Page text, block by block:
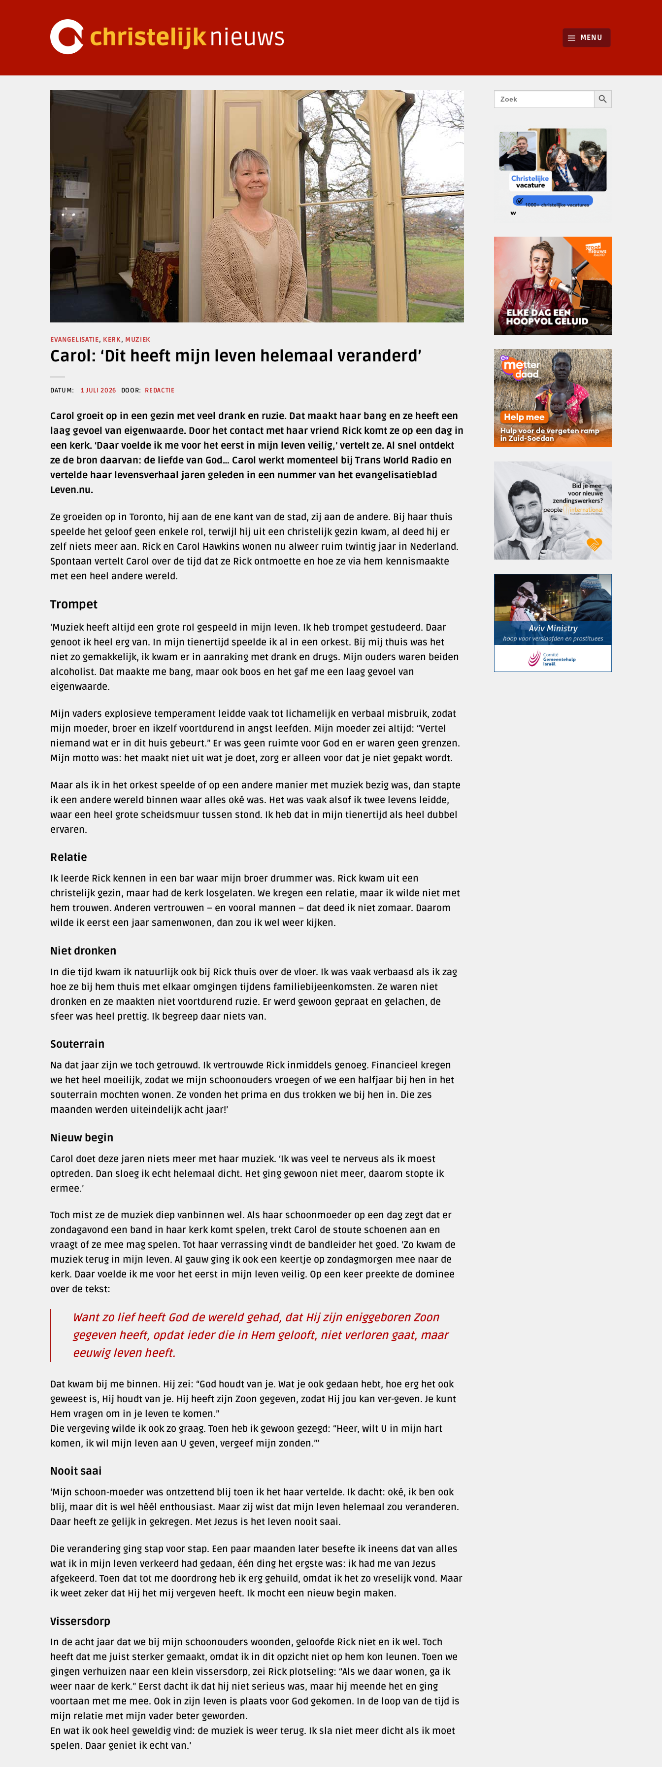
MENU
EVANGELISATIE, KERK, MUZIEK
Carol: ‘Dit heeft mijn leven helemaal veranderd’
1 JULI 2026 REDACTIE
Carol groeit op in een gezin met veel drank en ruzie. Dat maakt haar bang en ze heeft een
laag gevoel van eigenwaarde. Door het contact met haar vriend Rick komt ze op een dag in
een kerk. ‘Daar voelde ik me voor het eerst in mijn leven veilig,’ vertelt ze. Al snel ontdekt
ze de bron daarvan: de liefde van God… Carol werkt momenteel bij Trans World Radio en
vertelde haar levensverhaal jaren geleden in een nummer van het evangelisatieblad
Leven.nu.
Ze groeiden op in Toronto, hij aan de ene kant van de stad, zij aan de andere. Bij haar thuis
speelde het geloof geen enkele rol, terwijl hij uit een christelijk gezin kwam, al deed hij er
zelf niets meer aan. Rick en Carol Hawkins wonen nu alweer ruim twintig jaar in Nederland.
Spontaan vertelt Carol over de tijd dat ze Rick ontmoette en hoe ze via hem kennismaakte
met een heel andere wereld.
Trompet
‘Muziek heeft altijd een grote rol gespeeld in mijn leven. Ik heb trompet gestudeerd. Daar
genoot ik heel erg van. In mijn tienertijd speelde ik al in een orkest. Bij mij thuis was het
niet zo gemakkelijk, ik kwam er in aanraking met drank en drugs. Mijn ouders waren beiden
alcoholist. Dat maakte me bang, maar ook boos en het gaf me een laag gevoel van
eigenwaarde.
Mijn vaders explosieve temperament leidde vaak tot lichamelijk en verbaal misbruik, zodat
mijn moeder, broer en ikzelf voortdurend in angst leefden. Mijn moeder zei altijd: “Vertel
niemand wat er in dit huis gebeurt.” Er was geen ruimte voor God en er waren geen grenzen.
Mijn motto was: het maakt niet uit wat je doet, zorg er alleen voor dat je niet gepakt wordt.
Maar als ik in het orkest speelde of op een andere manier met muziek bezig was, dan stapte
ik een andere wereld binnen waar alles oké was. Het was vaak alsof ik twee levens leidde,
waar een heel grote scheidsmuur tussen stond. Ik heb dat in mijn tienertijd als heel dubbel
ervaren.
Relatie
Ik leerde Rick kennen in een bar waar mijn broer drummer was. Rick kwam uit een
christelijk gezin, maar had de kerk losgelaten. We kregen een relatie, maar ik wilde niet met
hem trouwen. Anderen vertrouwen – en vooral mannen – dat deed ik niet zomaar. Daarom
wilde ik eerst een jaar samenwonen, dan zou ik wel weer kijken.
Niet dronken
In die tijd kwam ik natuurlijk ook bij Rick thuis over de vloer. Ik was vaak verbaasd als ik zag
hoe ze bij hem thuis met elkaar omgingen tijdens familiebijeenkomsten. Ze waren niet
dronken en ze maakten niet voortdurend ruzie. Er werd gewoon gepraat en gelachen, de
sfeer was heel prettig. Ik begreep daar niets van.
Souterrain
Na dat jaar zijn we toch getrouwd. Ik vertrouwde Rick inmiddels genoeg. Financieel kregen
we het heel moeilijk, zodat we mijn schoonouders vroegen of we een halfjaar bij hen in het
souterrain mochten wonen. Ze vonden het prima en dus trokken we bij hen in. Die zes
maanden werden uiteindelijk acht jaar!’
Nieuw begin
Carol doet deze jaren niets meer met haar muziek. ‘Ik was veel te nerveus als ik moest
optreden. Dan sloeg ik echt helemaal dicht. Het ging gewoon niet meer, daarom stopte ik
ermee.’
Toch mist ze de muziek diep vanbinnen wel. Als haar schoonmoeder op een dag zegt dat er
zondagavond een band in haar kerk komt spelen, trekt Carol de stoute schoenen aan en
vraagt of ze mee mag spelen. Tot haar verrassing vindt de bandleider het goed. ‘Zo kwam de
muziek terug in mijn leven. Al gauw ging ik ook een keertje op zondagmorgen mee naar de
kerk. Daar voelde ik me voor het eerst in mijn leven veilig. Op een keer preekte de dominee
over de tekst:
Want zo lief heeft God de wereld gehad, dat Hij zijn eniggeboren Zoon
gegeven heeft, opdat ieder die in Hem gelooft, niet verloren gaat, maar
eeuwig leven heeft.
Dat kwam bij me binnen. Hij zei: “God houdt van je. Wat je ook gedaan hebt, hoe erg het ook
geweest is, Hij houdt van je. Hij heeft zijn Zoon gegeven, zodat Hij jou kan ver-geven. Je kunt
Hem vragen om in je leven te komen.”
Die vergeving wilde ik ook zo graag. Toen heb ik gewoon gezegd: “Heer, wilt U in mijn hart
komen, ik wil mijn leven aan U geven, vergeef mijn zonden.”’
Nooit saai
‘Mijn schoon-moeder was ontzettend blij toen ik het haar vertelde. Ik dacht: oké, ik ben ook
blij, maar dit is wel héél enthousiast. Maar zij wist dat mijn leven helemaal zou veranderen.
Daar heeft ze gelijk in gekregen. Met Jezus is het leven nooit saai.
Die verandering ging stap voor stap. Een paar maanden later besefte ik ineens dat van alles
wat ik in mijn leven verkeerd had gedaan, één ding het ergste was: ik had me van Jezus
afgekeerd. Toen dat tot me doordrong heb ik erg gehuild, omdat ik het zo vreselijk vond. Maar
ik weet zeker dat Hij het mij vergeven heeft. Ik mocht een nieuw begin maken.
Vissersdorp
In de acht jaar dat we bij mijn schoonouders woonden, geloofde Rick niet en ik wel. Toch
heeft dat me juist sterker gemaakt, omdat ik in dit opzicht niet op hem kon leunen. Toen we
gingen verhuizen naar een klein vissersdorp, zei Rick plotseling: “Als we daar wonen, ga ik
weer naar de kerk.” Eerst dacht ik dat hij niet serieus was, maar hij meende het en ging
voortaan met me mee. Ook in zijn leven is plaats voor God gekomen. In de loop van de tijd is
mijn relatie met mijn vader beter geworden.
En wat ik ook heel geweldig vind: de muziek is weer terug. Ik sla niet meer dicht als ik moet
spelen. Daar geniet ik echt van.’
Zoek
naar:
ZOEKKNOP